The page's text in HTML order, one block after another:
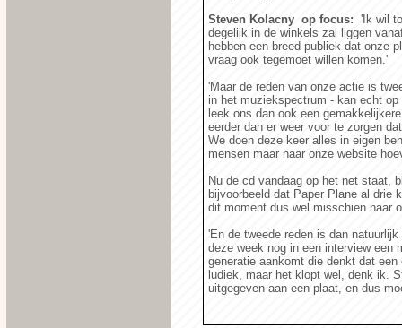
Steven Kolacny op focus: 'Ik wil
degelijk in de winkels zal liggen
hebben een breed publiek dat onze
vraag ook tegemoet willen komen.'
'Maar de reden van onze actie is
in het muziekspectrum - kan echt
leek ons dan ook een
eerder dan er weer voor te zorgen
We doen deze keer alles in eigen
mensen maar naar onze website
Nu de cd vandaag op het net staat,
bijvoorbeeld dat Paper Plane al drie
dit moment dus wel misschien naar
'En de tweede reden is dan
deze week nog in een interview een
generatie aankomt die denkt dat
ludiek, maar het klopt wel, denk ik.
uitgegeven aan een plaat, en dus